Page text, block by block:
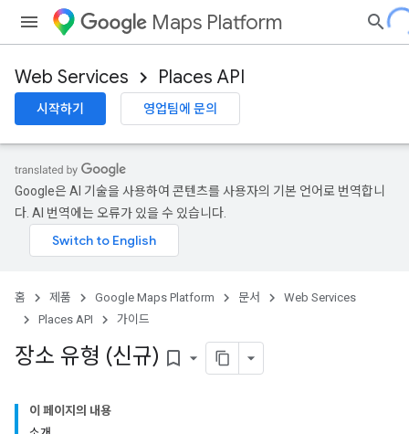
Maps Platform
Web Services Places API
시작하기 영업팀에 문의
Google은 AI 기술을 사용하여 콘텐츠를 사용자의 기본 언어로 번역합니
다. AI 번역에는 오류가 있을 수 있습니다.
홈 제품 Google Maps Platform 문서
Web Services
Places API
가이드
장소 유형 (신규) bookmark_border
이 페이지의 내용